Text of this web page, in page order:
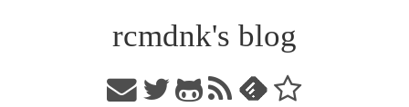
rcmdnk's blog